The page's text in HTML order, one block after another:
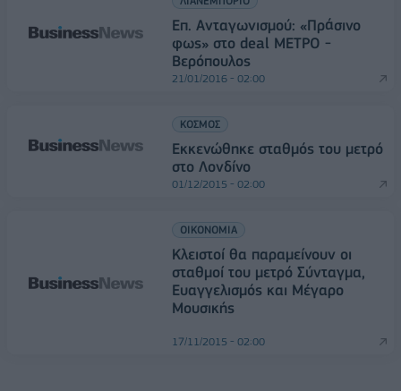
Επ. Ανταγωνισμού: «Πράσινο
φως» στο deal ΜΕΤΡΟ -
Βερόπουλος
21/01/2016 - 02:00
ΚΟΣΜΟΣ
Εκκενώθηκε σταθμός του μετρό
στο Λονδίνο
01/12/2015 - 02:00
ΟΙΚΟΝΟΜΙΑ
Κλειστοί θα παραμείνουν οι
σταθμοί του μετρό Σύνταγμα,
Ευαγγελισμός και Μέγαρο
Μουσικής
17/11/2015 - 02:00